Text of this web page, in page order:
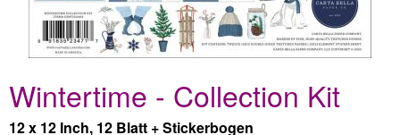
Wintertime - Collection Kit
12 x 12 Inch, 12 Blatt + Stickerbogen